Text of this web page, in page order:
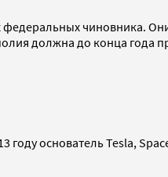
чиновника.
должна до конца года
основатель Tesla,